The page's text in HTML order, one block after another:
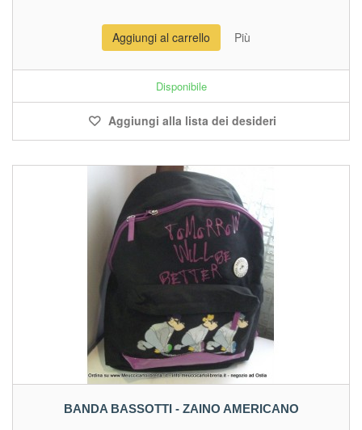
Aggiungi al carrello Più
Disponibile
Aggiungi alla lista dei desideri
BANDA BASSOTTI - ZAINO AMERICANO